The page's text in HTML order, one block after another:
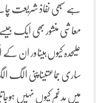
ہے سبھی نفاذ شریعت
معاشی منشور بھی ایک
علیحدہ کیوں ہیںاور ان
ساری جماعتیںاپنی
میں مدغم کیوں نہیں